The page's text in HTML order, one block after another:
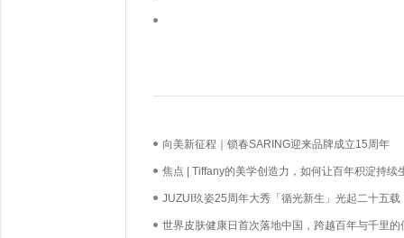
向美新征程｜锁春SARING迎来品牌成立15周年
焦点 | Tiffany的美学创造力，如何让百年积淀持续
长？
JUZUI玖姿25周年大秀「循光新生」光起二十五载
启新生优雅
世界皮肤健康日首次落地中国，跨越百年与千里的